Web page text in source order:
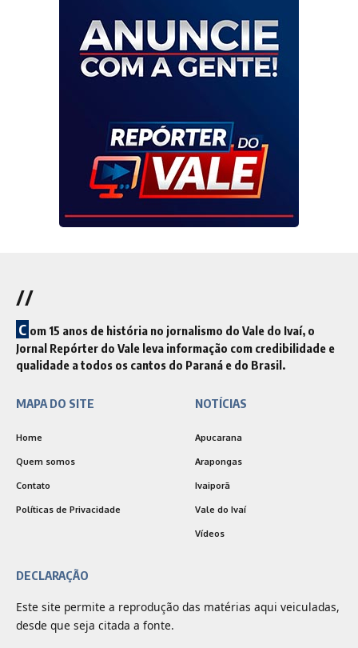
//
C om 15 anos de história no jornalismo do Vale do Ivaí, o
Jornal Repórter do Vale leva informação com credibilidade e
qualidade a todos os cantos do Paraná e do Brasil.
MAPA DO SITE
Home
Quem somos
Contato
Políticas de Privacidade
NOTÍCIAS
Apucarana
Arapongas
Ivaiporã
Vale do Ivaí
Vídeos
DECLARAÇÃO
Este site permite a reprodução das matérias aqui veiculadas,
desde que seja citada a fonte.